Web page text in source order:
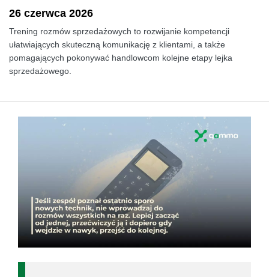
26 czerwca 2026
Trening rozmów sprzedażowych to rozwijanie kompetencji
ułatwiających skuteczną komunikację z klientami, a także
pomagających pokonywać handlowcom kolejne etapy lejka
sprzedażowego.